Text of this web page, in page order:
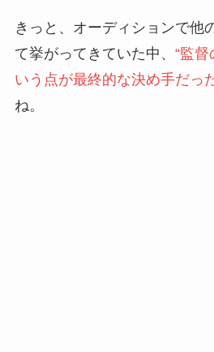
きっと、オーディションで他
て挙がってきていた中、 “監督
いう点が最終的な決め手だっ
ね。